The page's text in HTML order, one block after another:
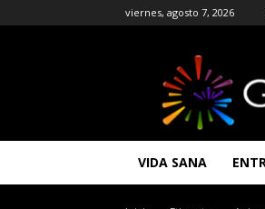
viernes, agosto 7, 2026
VIDA SANA